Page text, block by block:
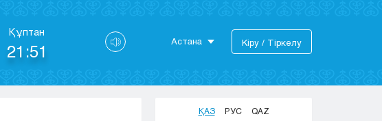
Құптан
21:51 Астана Кіру / Тіркелу
ҚАЗ РУС QAZ